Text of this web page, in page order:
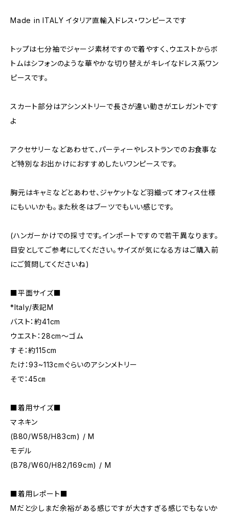
Made in ITALY イタリア直輸入ドレス・ワンピースです
トップは七分袖でジャージ素材ですので着やすく、ウエストからボ
トムはシフォンのような華やかな切り替えがキレイなドレス系ワン
ピースです。
スカート部分はアシンメトリーで長さが違い動きがエレガントです
よ
アクセサリーなどあわせて、パーティーやレストランでのお食事な
ど特別なお出かけにおすすめしたいワンピースです。
胸元はキャミなどとあわせ、ジャケットなど羽織ってオフィス仕様
にもいいかも。また秋冬はブーツでもいい感じです。
(ハンガーかけでの採寸です。インポートですので若干異なります。
目安としてご参考にしてください。サイズが気になる方はご購入前
にご質問してくださいね)
■平面サイズ■
*Italy/表記M
バスト：約41cm
ウエスト：28cm～ゴム
すそ：約115cm
たけ：93~113cmぐらいのアシンメトリー
そで：45㎝
■着用サイズ■
マネキン
(B80/W58/H83cm) / M
モデル
(B78/W60/H82/169cm) / M
■着用レポート■
Mだと少しまだ余裕がある感じですが大きすぎる感じでもないか